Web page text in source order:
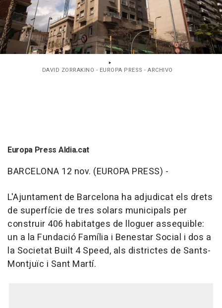
DAVID ZORRAKINO - EUROPA PRESS - ARCHIVO
Europa Press Aldia.cat
BARCELONA 12 nov. (EUROPA PRESS) -
L'Ajuntament de Barcelona ha adjudicat els drets
de superfície de tres solars municipals per
construir 406 habitatges de lloguer assequible:
un a la Fundació Família i Benestar Social i dos a
la Societat Built 4 Speed, als districtes de Sants-
Montjuïc i Sant Martí.